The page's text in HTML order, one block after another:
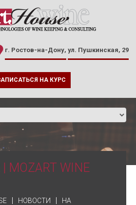
г. Ростов-на-Дону, ул. Пушкинская, 29
НА КУРС
WINE
НОВОСТИ
НА